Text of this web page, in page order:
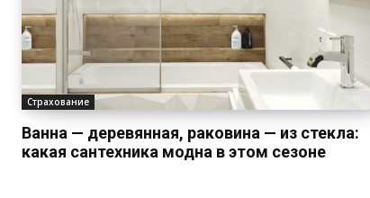
Страхование
Ванна — деревянная, раковина — из стекла:
какая сантехника модна в этом сезоне